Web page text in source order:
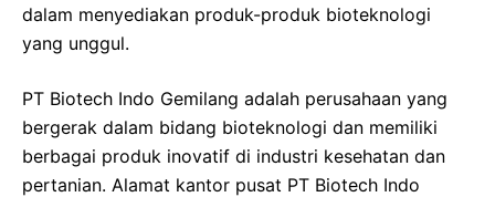
dalam menyediakan produk-produk bioteknologi
yang unggul.
PT Biotech Indo Gemilang adalah perusahaan yang
bergerak dalam bidang bioteknologi dan memiliki
berbagai produk inovatif di industri kesehatan dan
pertanian. Alamat kantor pusat PT Biotech Indo